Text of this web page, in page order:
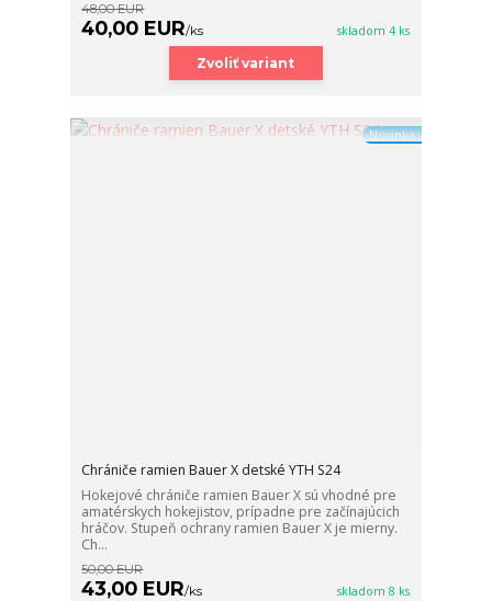
48,00 EUR
40,00 EUR/ks skladom 4 ks
Zvoliť variant
Novinka
Chrániče ramien Bauer X detské YTH S24
Hokejové chrániče ramien Bauer X sú vhodné pre
amatérskych hokejistov, prípadne pre začínajúcich
hráčov. Stupeň ochrany ramien Bauer X je mierny.
Ch...
50,00 EUR
43,00 EUR/ks skladom 8 ks